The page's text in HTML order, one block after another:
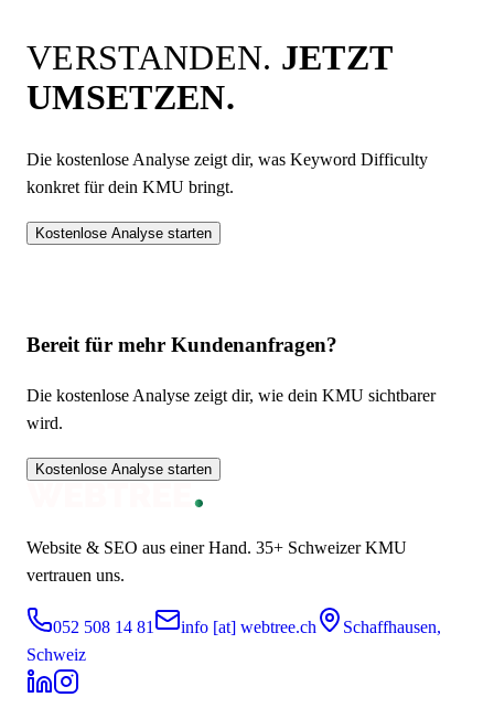
VERSTANDEN. JETZT
UMSETZEN.
Die kostenlose Analyse zeigt dir, was Keyword Difficulty
konkret für dein KMU bringt.
Kostenlose Analyse starten
Bereit für mehr Kundenanfragen?
Die kostenlose Analyse zeigt dir, wie dein KMU sichtbarer
wird.
Kostenlose Analyse starten
Website & SEO aus einer Hand. 35+ Schweizer KMU
vertrauen uns.
052 508 14 81 info [at] webtree.ch
Schaffhausen,
Schweiz